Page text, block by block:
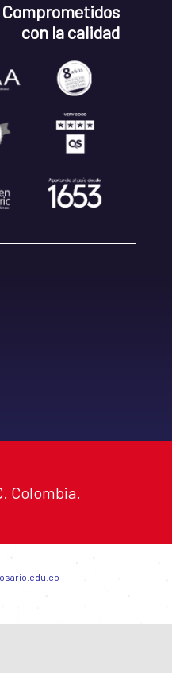
Comprometidos
con la calidad
Colombia.